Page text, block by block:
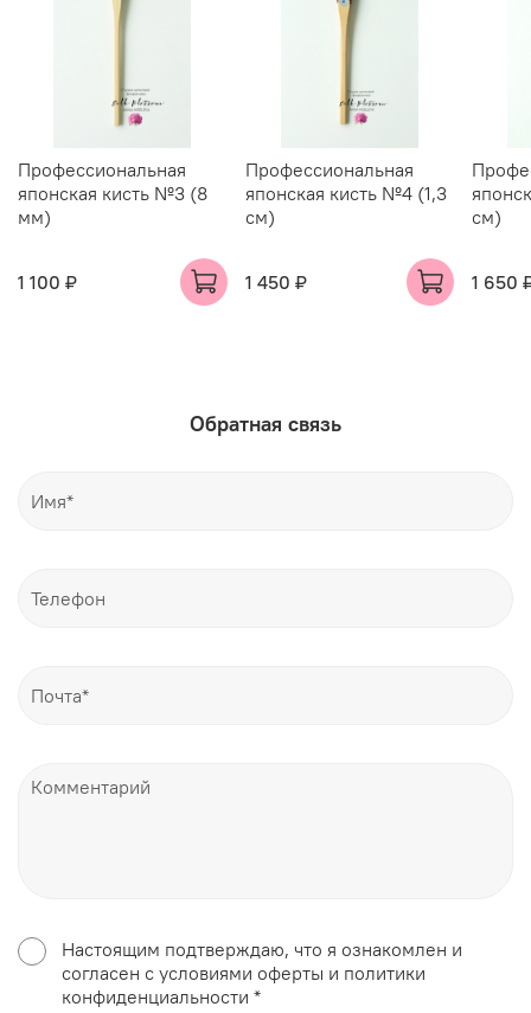
Профессиональная
японская кисть №3 (8
мм)
1 100 ₽
Профессиональная
японская кисть №4 (1,3
см)
1 450 ₽
см)
1 650
Обратная связь
Настоящим подтверждаю, что я ознакомлен и
согласен с условиями оферты и политики
конфиденциальности *